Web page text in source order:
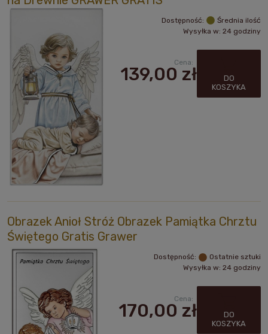
Dostępność:
Średnia ilość
Wysyłka w: 24 godziny
Cena:
139,00 zł
DO
KOSZYKA
Obrazek Anioł Stróż Obrazek Pamiątka Chrztu
Świętego Gratis Grawer
Dostępność:
Ostatnie sztuki
Wysyłka w: 24 godziny
Cena:
170,00 zł
DO
KOSZYKA